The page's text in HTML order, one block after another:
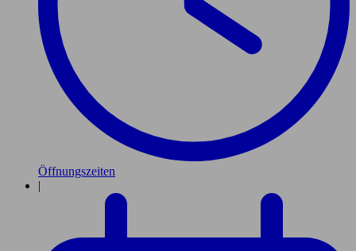
Öffnungszeiten
|